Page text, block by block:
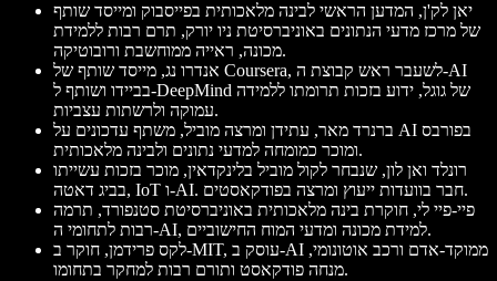
יאן לק'ן, המדען הראשי לבינה מלאכותית בפייסבוק ומייסד שותף
של מרכז מדעי הנתונים באוניברסיטת ניו יורק, תרם רבות ללמידת
מכונה, ראייה ממוחשבת ורובוטיקה.
אנדרו נג, מייסד שותף של Coursera, לשעבר ראש קבוצת ה-AI
בביידו ושותף ל-DeepMind של גוגל, ידוע בזכות תרומתו ללמידה
עמוקה ולרשתות עצביות.
ברנרד מאר, עתידן ומרצה מוביל, משתף עדכונים על AI בפורבס
ומוכר כמומחה למדעי נתונים ולבינה מלאכותית.
רונלד ואן לון, שנבחר לקול מוביל בלינקדאין, מוכר בזכות עשייתו
בביג דאטה, IoT ו-AI. חבר בוועדות ייעוץ ומרצה בפודקאסטים.
פיי-פיי לי, חוקרת בינה מלאכותית באוניברסיטת סטנפורד, תרמה
רבות לתחומי ה-AI, למידת מכונה ומדעי המוח החישוביים.
לקס פרידמן, חוקר ב-MIT, עוסק ב-AI ממוקד-אדם ורכב אוטונומי,
מנחה פודקאסט ותורם רבות למחקר בתחומו.